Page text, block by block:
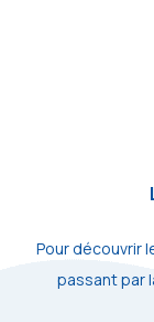
Pour découvrir
passant par